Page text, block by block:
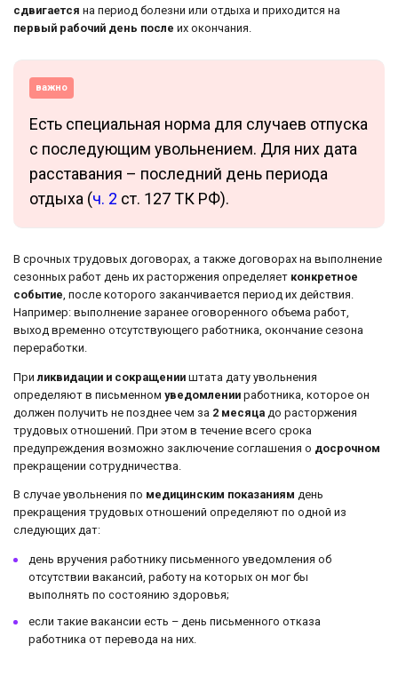
сдвигается на период болезни или отдыха и приходится на
первый рабочий день после их окончания.
важно
Есть специальная норма для случаев отпуска
с последующим увольнением. Для них дата
расставания – последний день периода
отдыха (ч. 2 ст. 127 ТК РФ).
В срочных трудовых договорах, а также договорах на выполнение
сезонных работ день их расторжения определяет конкретное
событие , после которого заканчивается период их действия.
Например: выполнение заранее оговоренного объема работ,
выход временно отсутствующего работника, окончание сезона
переработки.
Приликвидации и сокращении штата дату увольнения
определяют в письменном уведомлении работника, которое он
должен получить не позднее чем за 2 месяца до расторжения
трудовых отношений. При этом в течение всего срока
предупреждения возможно заключение соглашения о досрочном
прекращении сотрудничества.
В случае увольнения по медицинским показаниям день
прекращения трудовых отношений определяют по одной из
следующих дат:
день вручения работнику письменного уведомления об
отсутствии вакансий, работу на которых он мог бы
выполнять по состоянию здоровья;
если такие вакансии есть – день письменного отказа
работника от перевода на них.